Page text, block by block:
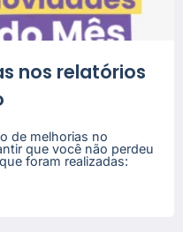
nos relatórios
de melhorias no
que você não perdeu
foram realizadas: